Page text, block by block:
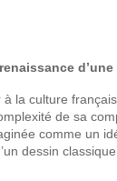
à la culture
de sa
comme un
dessin